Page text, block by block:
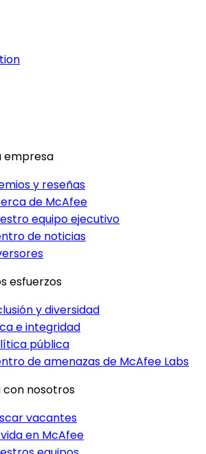
empresa
y reseñas
de McAfee
equipo ejecutivo
de noticias
esfuerzos
y diversidad
e integridad
pública
de amenazas de McAfee Labs
con nosotros
vacantes
vida en McAfee